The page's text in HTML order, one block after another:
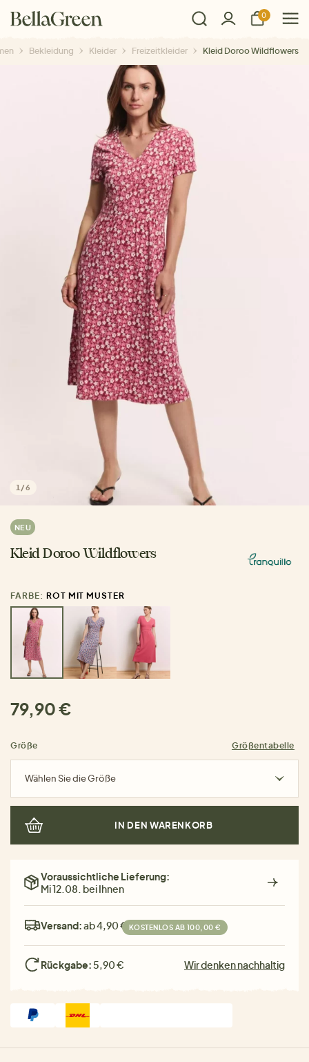
0
Bekleidung Kleider Freizeitkleider Kleid Doroo Wildflowers
1 /6
NEU
Kleid Doroo Wildflowers
FARBE: ROT MIT MUSTER
79,90 €
Größe Größentabelle
Wählen Sie die Größe
IN DEN WARENKORB
Voraussichtliche Lieferung:
Mi 12.08. bei Ihnen
Versand:ab 4,90 € KOSTENLOS AB 100,00 €
Rückgabe: 5,90 € Wir denken nachhaltig